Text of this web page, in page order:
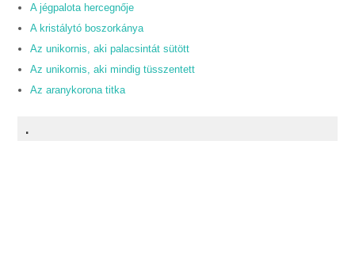
A jégpalota hercegnője
A kristálytó boszorkánya
Az unikornis, aki palacsintát sütött
Az unikornis, aki mindig tüsszentett
Az aranykorona titka
.